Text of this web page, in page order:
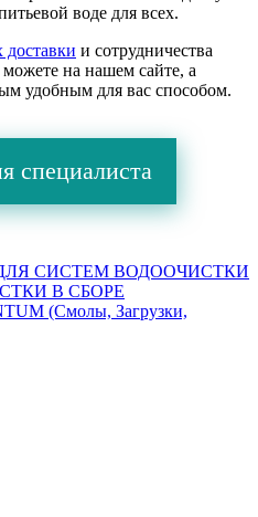
воде для всех.
доставки и сотрудничества
на нашем сайте, а
удобным для вас способом.
специалиста
СИСТЕМ ВОДООЧИСТКИ
В СБОРЕ
(Смолы, Загрузки,